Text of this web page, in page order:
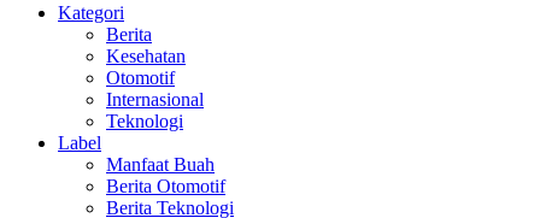
Kategori
Berita
Kesehatan
Otomotif
Internasional
Teknologi
Label
Manfaat Buah
Berita Otomotif
Berita Teknologi